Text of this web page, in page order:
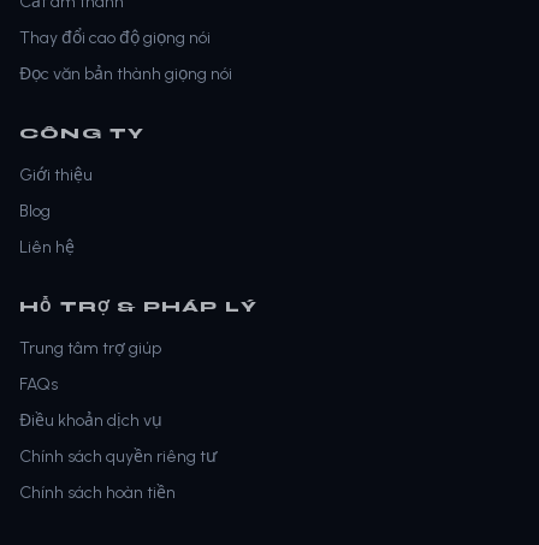
Thay đổi cao độ giọng nói
Đọc văn bản thành giọng nói
CÔNG TY
Giới thiệu
Blog
Liên hệ
HỖ TRỢ & PHÁP LÝ
Trung tâm trợ giúp
FAQs
Điều khoản dịch vụ
Chính sách quyền riêng tư
Chính sách hoàn tiền